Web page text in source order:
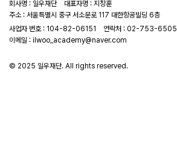
회사명 : 일우재단 대표자명 : 지창훈
주소 : 서울특별시 중구 서소문로 117 대한항공빌딩 6층
사업자 번호 : 104-82-06151
연락처 : 02-753-6505
이메일 : ilwoo_academy@naver.com
© 2025 일우재단. All rights reserved.